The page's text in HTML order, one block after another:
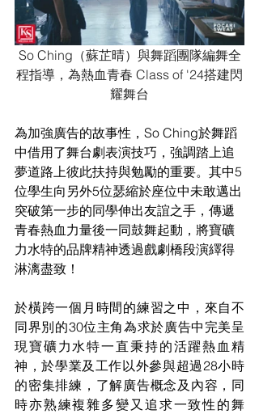
So Ching（蘇芷晴）與舞蹈團隊編舞全
程指導，為熱血青春 Class of '24搭建閃
耀舞台
為加強廣告的故事性，So Ching於舞蹈
中借用了舞台劇表演技巧，強調踏上追
夢道路上彼此扶持與勉勵的重要。其中5
位學生向另外5位瑟縮於座位中未敢邁出
突破第一步的同學伸出友誼之手，傳遞
青春熱血力量後一同鼓舞起動，將寶礦
力水特的品牌精神透過戲劇橋段演繹得
淋漓盡致！
於橫跨一個月時間的練習之中，來自不
同界別的30位主角為求於廣告中完美呈
現寶礦力水特一直秉持的活躍熱血精
神，於學業及工作以外參與超過28小時
的密集排練，了解廣告概念及內容，同
時亦熟練複雜多變又追求一致性的舞